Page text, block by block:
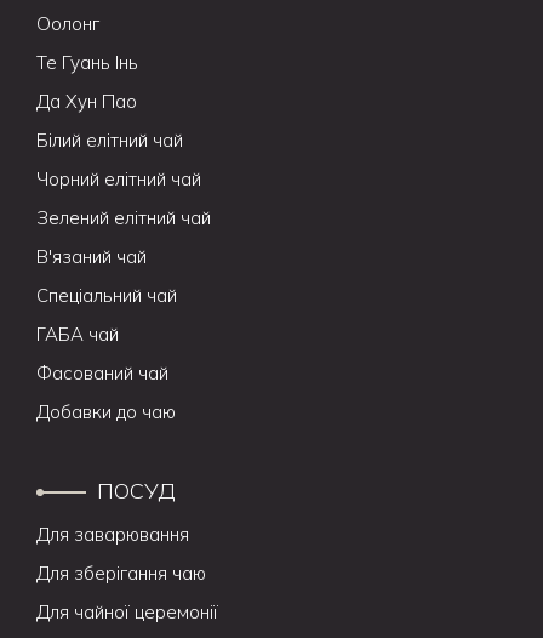
Оолонг
Те Гуань Інь
Да Хун Пао
Білий елітний чай
Чорний елітний чай
Зелений елітний чай
В'язаний чай
Спеціальний чай
ГАБА чай
Фасований чай
Добавки до чаю
ПОСУД
Для заварювання
Для зберігання чаю
Для чайної церемонії